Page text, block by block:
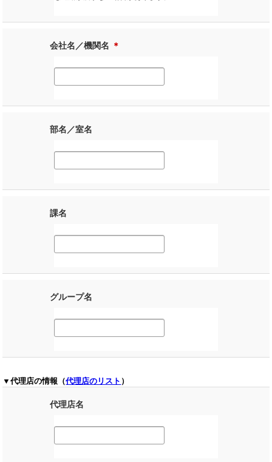
会社名／機関名 ＊
部名／室名
課名
グループ名
▼代理店の情報（代理店のリスト ）
代理店名